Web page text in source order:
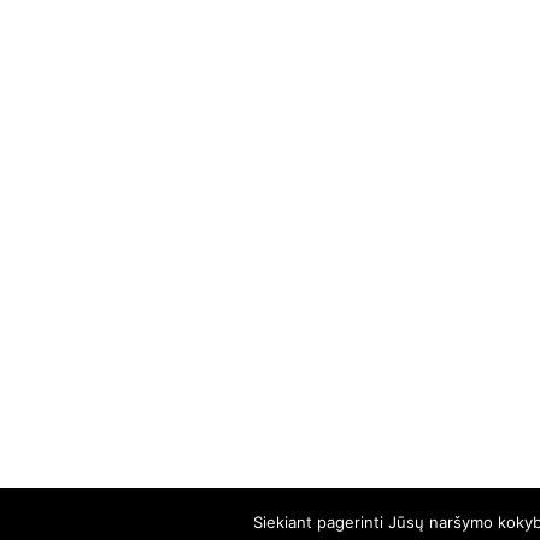
Siekiant pagerinti Jūsų naršymo